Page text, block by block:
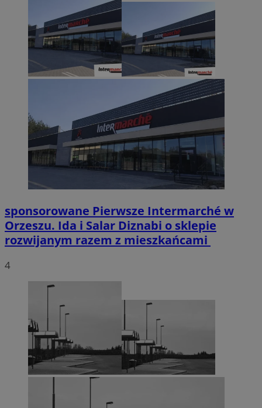
sponsorowane Pierwsze Intermarché w
Orzeszu. Ida i Salar Diznabi o sklepie
rozwijanym razem z mieszkańcami
4